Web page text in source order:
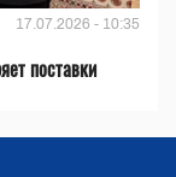
17.07.2026 - 10:35
поставки